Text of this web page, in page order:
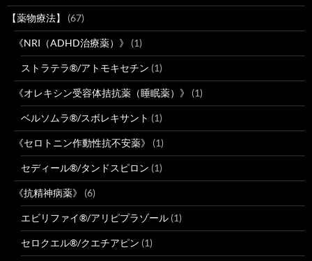
【薬物療法】 (67)
《NRI（ADHD治療薬）》 (1)
ストラテラ®/アトモキセチン (1)
《オレキシン受容体拮抗薬（睡眠薬）》 (1)
ベルソムラ®/スボレキサント (1)
《セロトニン作動性抗不安薬》 (1)
セディール®/タンドスピロン (1)
《抗精神病薬》 (6)
エビリファイ®/アリピプラゾール (1)
セロクエル®/クエチアピン (1)